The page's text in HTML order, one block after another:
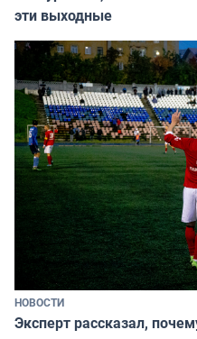
эти выходные
НОВОСТИ
Эксперт рассказал,